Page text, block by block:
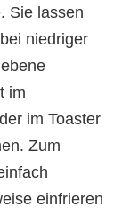
Sie lassen
niedriger
im
im Toaster
Zum
einfrieren